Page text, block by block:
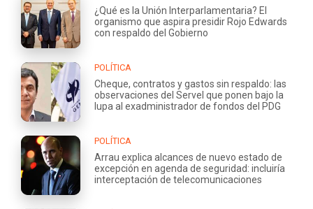
¿Qué es la Unión Interparlamentaria? El
organismo que aspira presidir Rojo Edwards
con respaldo del Gobierno
POLÍTICA
Cheque, contratos y gastos sin respaldo: las
observaciones del Servel que ponen bajo la
lupa al exadministrador de fondos del PDG
POLÍTICA
Arrau explica alcances de nuevo estado de
excepción en agenda de seguridad: incluiría
interceptación de telecomunicaciones